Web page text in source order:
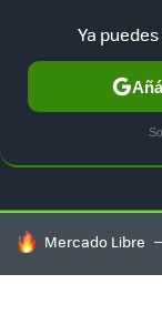
TESLA UBER
HOY SE HABLA
Mercado Libre
Ya